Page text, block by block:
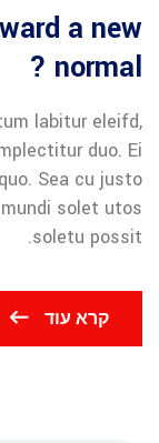
a new
normal ?
labitur eleifd,
duo. Ei
Sea cu justo
solet utos
soletu possit.
קרא עוד